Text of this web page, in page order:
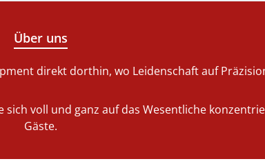
Über uns
direkt dorthin, wo Leidenschaft auf
voll und ganz auf das Wesentliche
Gäste.